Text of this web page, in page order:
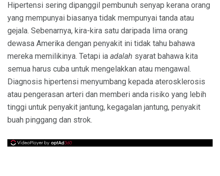
Hipertensi sering dipanggil pembunuh senyap kerana orang
yang mempunyai biasanya tidak mempunyai tanda atau
gejala. Sebenarnya, kira-kira satu daripada lima orang
dewasa Amerika dengan penyakit ini tidak tahu bahawa
mereka memilikinya. Tetapi ia adalah syarat bahawa kita
semua harus cuba untuk mengelakkan atau mengawal.
Diagnosis hipertensi menyumbang kepada aterosklerosis
atau pengerasan arteri dan memberi anda risiko yang lebih
tinggi untuk penyakit jantung, kegagalan jantung, penyakit
buah pinggang dan strok.